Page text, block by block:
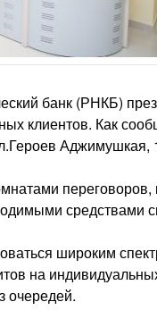
банк (РНКБ)
клиентов. Как
Аджимушкая,
средствами
широким
на
очередей.